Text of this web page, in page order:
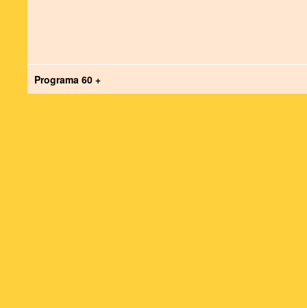
Programa 60 +